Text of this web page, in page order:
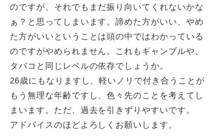
のですが、それでもまだ振り向いてくれないかな
ぁ？と思ってしまいます。諦めた方がいい、やめ
た方がいいということは頭の中ではわかっている
のですがやめられません。これもギャンブルや、
タバコと同じレベルの依存でしょうか。
26歳にもなりますし、軽いノリで付き合うことが
もう無理な年齢ですし、色々先のことを考えてし
まいます。ただ、過去を引きずりやすいです。
アドバイスのほどよろしくお願いします。